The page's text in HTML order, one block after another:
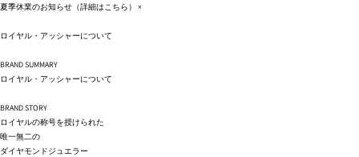
コンテ
進む
夏季休業のお知らせ（詳細はこちら） ×
ロイヤル・アッシャーについて
BRAND SUMMARY
ロイヤル・アッシャーについて
BRAND STORY
ロイヤルの称号を授けられた
唯一無二の
ダイヤモンドジュエラー